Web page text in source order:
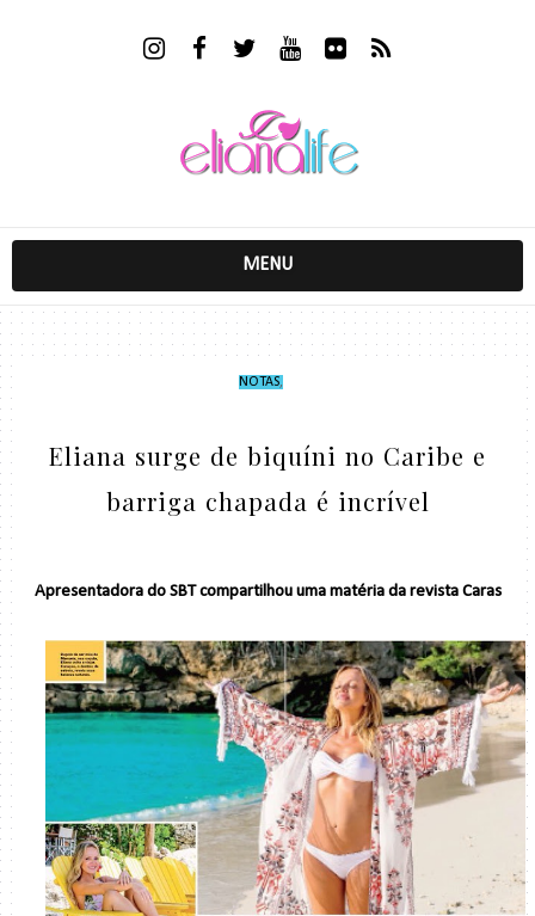
MENU
NOTAS,
Eliana surge de biquíni no Caribe e
barriga chapada é incrível
Apresentadora do SBT compartilhou uma matéria da revista Caras